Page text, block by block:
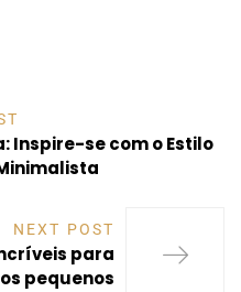
Inspire-se com o Estilo
NEXT POST
para
pequenos